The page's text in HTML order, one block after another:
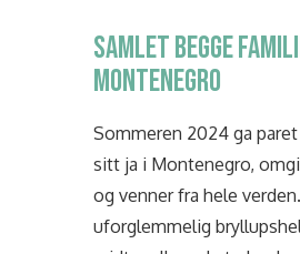
SAMLET BEGGE
MONTENEGRO
Sommeren 2024 ga
sitt ja i Montenegro,
og venner fra hele
uforglemmelig